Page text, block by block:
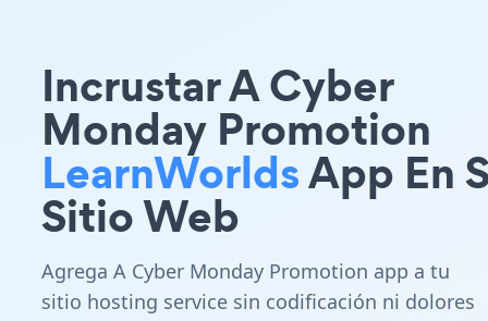
Incrustar A Cyber
Monday Promotion
LearnWorldsApp En
Sitio Web
Agrega A Cyber Monday Promotion app a tu
sitio hosting service sin codificación ni dolores